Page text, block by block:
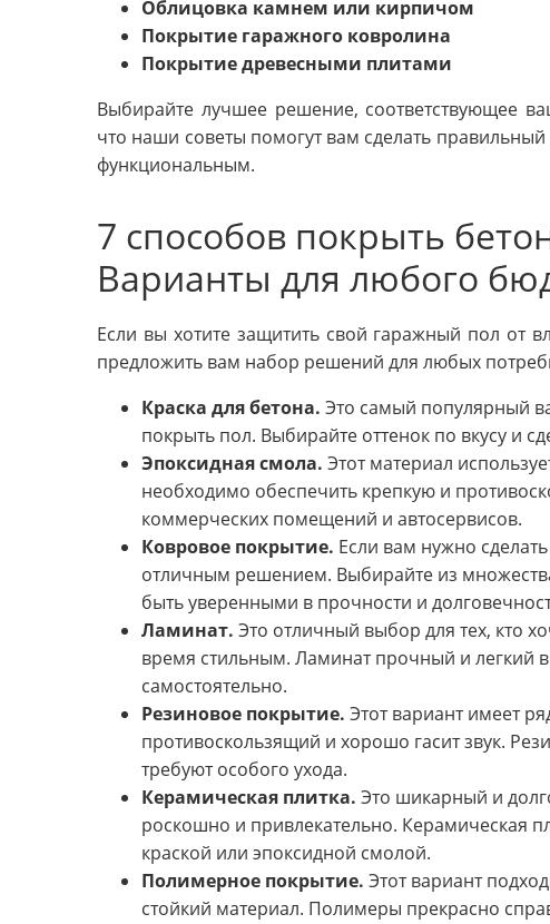
Облицовка камнем или кирпичом
Покрытие гаражного ковролина
Покрытие древесными плитами
Выбирайте лучшее решение, соответствующее
что наши советы помогут вам сделать
функциональным.
7 способов покрыть
Варианты для любого
Если вы хотите защитить свой гаражный пол от
предложить вам набор решений для любых
Краска для бетона. Это самый популярный
покрыть пол. Выбирайте оттенок по вкусу и
Эпоксидная смола. Этот материал
необходимо обеспечить крепкую и
коммерческих помещений и автосервисов.
Ковровое покрытие. Если вам нужно
отличным решением. Выбирайте из
быть уверенными в прочности и
Ламинат. Это отличный выбор для тех, кто
время стильным. Ламинат прочный и легкий
самостоятельно.
Резиновое покрытие. Этот вариант имеет
противоскользящий и хорошо гасит звук.
требуют особого ухода.
Керамическая плитка. Это шикарный и
роскошно и привлекательно. Керамическая
краской или эпоксидной смолой.
Полимерное покрытие. Этот вариант
стойкий материал. Полимеры прекрасно